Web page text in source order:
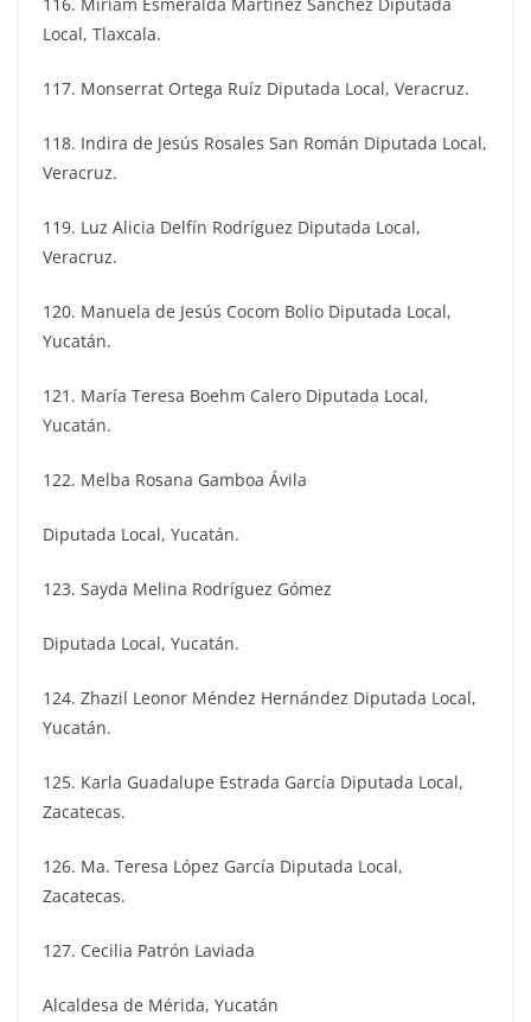
Local, Tlaxcala.
117. Monserrat Ortega Ruíz Diputada Local, Veracruz.
118. Indira de Jesús Rosales San Román Diputada Local,
Veracruz.
119. Luz Alicia Delfín Rodríguez Diputada Local,
Veracruz.
120. Manuela de Jesús Cocom Bolio Diputada Local,
Yucatán.
121. María Teresa Boehm Calero Diputada Local,
Yucatán.
122. Melba Rosana Gamboa Ávila
Diputada Local, Yucatán.
123. Sayda Melina Rodríguez Gómez
Diputada Local, Yucatán.
124. Zhazil Leonor Méndez Hernández Diputada Local,
Yucatán.
125. Karla Guadalupe Estrada García Diputada Local,
Zacatecas.
126. Ma. Teresa López García Diputada Local,
Zacatecas.
127. Cecilia Patrón Laviada
Alcaldesa de Mérida, Yucatán